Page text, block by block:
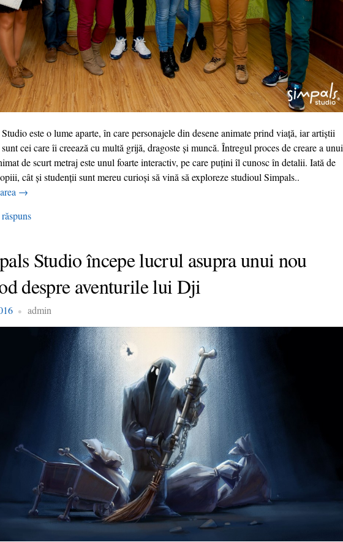
este o lume aparte, în care personajele din desene animate prind viață, iar artiștii
cei care îi creează cu multă grijă, dragoste și muncă. Întregul proces de creare a unui
de scurt metraj este unul foarte interactiv, pe care puțini îl cunosc în detalii. Iată de
cât și studenții sunt mereu curioși să vină să exploreze studioul Simpals..
→
Studio începe lucrul asupra unui nou
despre aventurile lui Dji
admin